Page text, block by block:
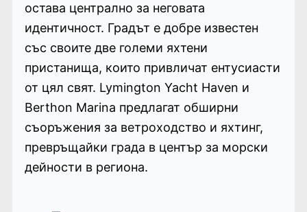
остава централно за неговата
идентичност. Градът е добре известен
със своите две големи яхтени
пристанища, които привличат ентусиасти
от цял ​​свят. Lymington Yacht Haven и
Berthon Marina предлагат обширни
съоръжения за ветроходство и яхтинг,
превръщайки града в център за морски
дейности в региона.